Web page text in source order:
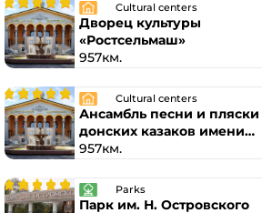
Cultural centers
Дворец культуры
«Ростсельмаш»
957км.
Cultural centers
Ансамбль песни и пляски
донских казаков имени
Анатолия Квасова
957км.
Parks
Парк им. Н. Островского